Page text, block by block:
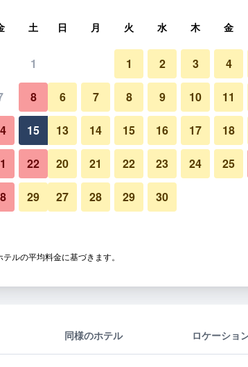
金を表示
金を表示
寝室
シナ タイガー リゾートの写真
同様のホテル ロケーショ
土
1
8
15
22
29
日 月 火 水 木 金
1 2 3 4
6 7 8 9 10 11
13 14 15 16 17 18
20 21 22 23 24 25
27 28 29 30
テルの平均料金に基づきます。